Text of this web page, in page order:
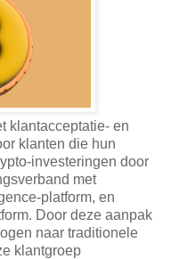
klantacceptatie- en
klanten die hun
investeringen door
met
platform, en
Door deze aanpak
naar traditionele
klantgroep